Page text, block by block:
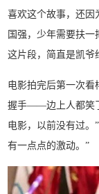
喜欢这个故事，还
国强，少年需要扶一
这片段，简直是凯爷
电影拍完后第一次看
握手——边上人都笑
电影，以前没有过。
有一点点的激动。”